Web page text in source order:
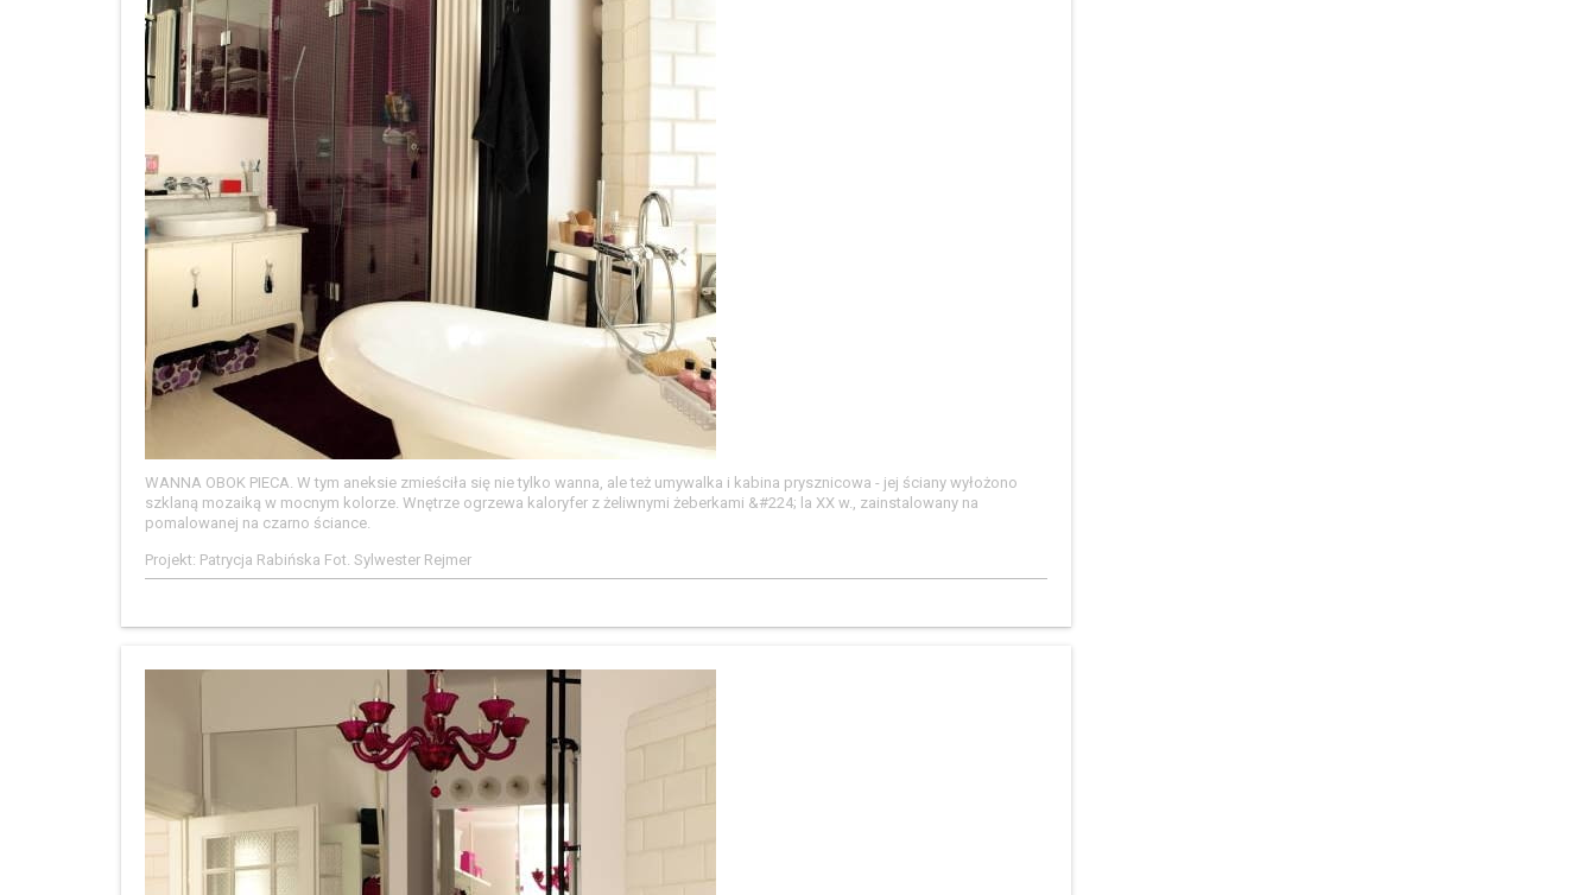
WANNA OBOK PIECA. W tym aneksie zmieściła się nie tylko wanna, ale też umywalka i kabina prysznicowa - jej ściany wyłożono
szklaną mozaiką w mocnym kolorze. Wnętrze ogrzewa kaloryfer z żeliwnymi żeberkami &#224; la XX w., zainstalowany na
pomalowanej na czarno ściance.
Projekt: Patrycja Rabińska Fot. Sylwester Rejmer